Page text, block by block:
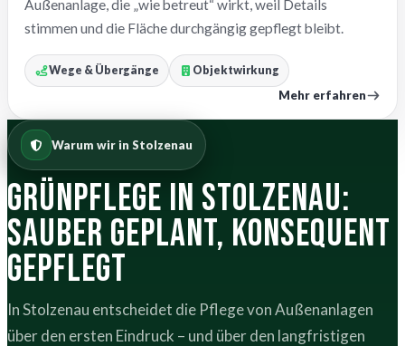
Außenanlage, die „wie betreut“ wirkt, weil Details
stimmen und die Fläche durchgängig gepflegt bleibt.
Wege & Übergänge Objektwirkung
Mehr erfahren
Warum wir in Stolzenau
Grünpflege in Stolzenau:
sauber geplant, konsequent
gepflegt
In Stolzenau entscheidet die Pflege von Außenanlagen
über den ersten Eindruck – und über den langfristigen